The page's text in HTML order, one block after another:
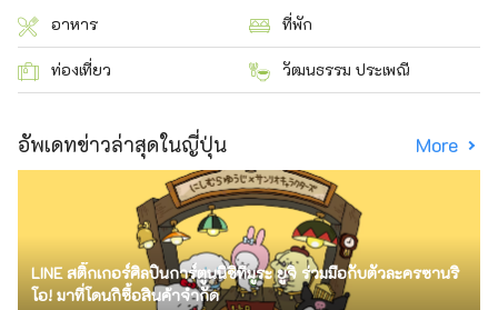
อาหาร ที่พัก
ท่องเที่ยว วัฒนธรรม ประเพณี
อัพเดทข่าวล่าสุดในญี่ปุ่น More
LINE สติ๊กเกอร์ศิลปินการ์ตูนนิชิทีมูระ ยูจิ ร่วมมือกับตัวละครซานริ
โอ! มาที่โดนกิซื้อสินค้าจำกัด